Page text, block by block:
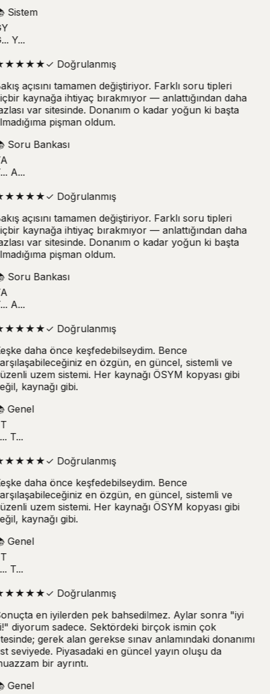
Sistem
Y...
★★★★✓Doğrulanmış
açısını tamamen değiştiriyor. Farklı soru tipleri
kaynağa ihtiyaç bırakmıyor — anlattığından daha
var sitesinde. Donanım o kadar yoğun ki başta
pişman oldum.
Soru Bankası
A...
★★★★✓Doğrulanmış
açısını tamamen değiştiriyor. Farklı soru tipleri
kaynağa ihtiyaç bırakmıyor — anlattığından daha
var sitesinde. Donanım o kadar yoğun ki başta
pişman oldum.
Soru Bankası
A...
★★★★✓Doğrulanmış
daha önce keşfedebilseydim. Bence
en özgün, en güncel, sistemli ve
uzem sistemi. Her kaynağı ÖSYM kopyası gibi
kaynağı gibi.
Genel
T...
★★★★✓Doğrulanmış
daha önce keşfedebilseydim. Bence
en özgün, en güncel, sistemli ve
uzem sistemi. Her kaynağı ÖSYM kopyası gibi
kaynağı gibi.
Genel
T...
★★★★✓Doğrulanmış
en iyilerden pek bahsedilmez. Aylar sonra "iyi
diyorum sadece. Sektördeki birçok ismin çok
gerek alan gerekse sınav anlamındaki donanımı
seviyede. Piyasadaki en güncel yayın oluşu da
bir ayrıntı.
Genel